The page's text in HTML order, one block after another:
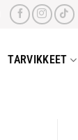
TARVIKKEET